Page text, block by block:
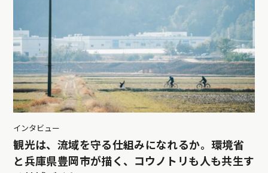
インタビュー
観光は、流域を守る仕組みになれるか。環境省
と兵庫県豊岡市が描く、コウノトリも人も共生す